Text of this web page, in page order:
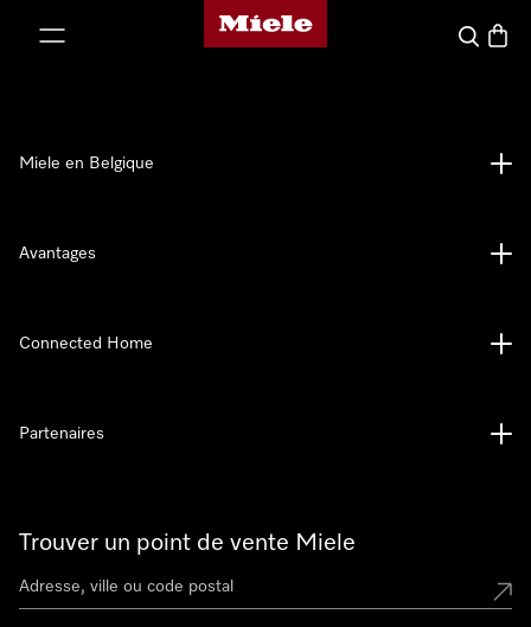
Page d'accueil de Miele
Search
Trouver un point de vente Miele
Miele en Belgique
Avantages
Connected Home
Partenaires